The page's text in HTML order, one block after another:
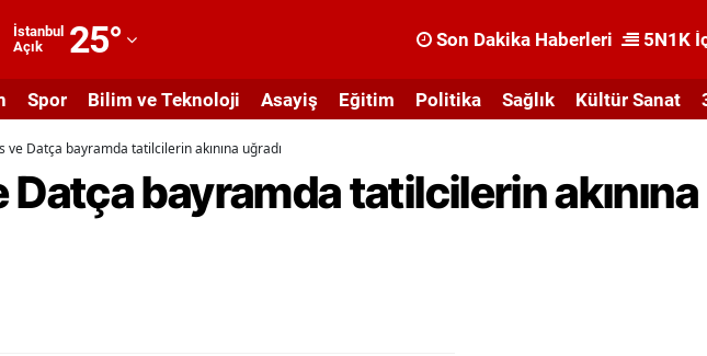
İstanbul
Açık
25°
Adıyaman
Afyonkarahisar
Ağrı
Son Dakika Haberleri 5N1K
Spor Bilim ve Teknoloji Asayiş Eğitim Politika Sağlık Kültür Sanat
ve Datça bayramda tatilcilerin akınına uğradı
bayramda tatilcilerin akınına